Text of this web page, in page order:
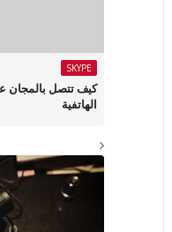
SKYPE
كيف تتصل بالمجان
الهاتفية